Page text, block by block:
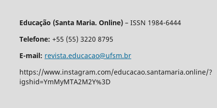
Educação (Santa Maria. Online) – ISSN 1984-6444
Telefone: +55 (55) 3220 8795
E-mail: revista.educacao@ufsm.br
https://www.instagram.com/educacao.santamaria.online/?
igshid=YmMyMTA2M2Y%3D